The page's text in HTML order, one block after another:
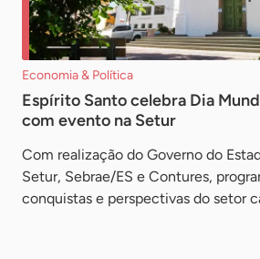
Economia & Política
Espírito Santo celebra Dia
com evento na Setur
Com realização do Governo do
Setur, Sebrae/ES e Contures,
conquistas e perspectivas do setor